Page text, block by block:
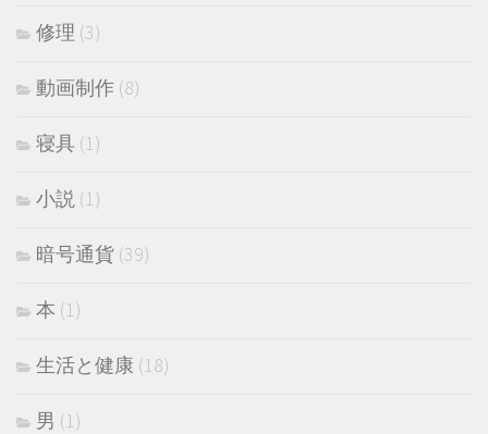
修理 (3)
動画制作 (8)
寝具 (1)
小説 (1)
暗号通貨 (39)
本 (1)
生活と健康 (18)
男 (1)